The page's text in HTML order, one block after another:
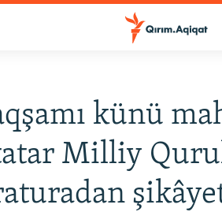
künü
Milliy